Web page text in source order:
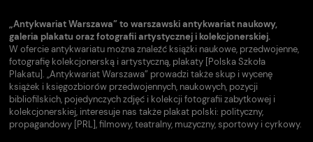
„Antykwariat Warszawa” to warszawski antykwariat naukowy,
galeria plakatu oraz fotografii artystycznej i kolekcjonerskiej.
W ofercie antykwariatu można znaleźć książki naukowe, przedwojenne,
fotografię kolekcjonerską i artystyczną, plakaty [Polska Szkoła
Plakatu]. „Antykwariat Warszawa” prowadzi także skup i wycenę
książek i księgozbiorów przedwojennych, naukowych, pozycji
bibliofilskich, pojedynczych zdjęć i kolekcji fotografii zabytkowej i
kolekcjonerskiej, interesuje nas także plakat polski: polityczny,
propagandowy [PRL], filmowy, teatralny, muzyczny, sportowy i cyrkowy.